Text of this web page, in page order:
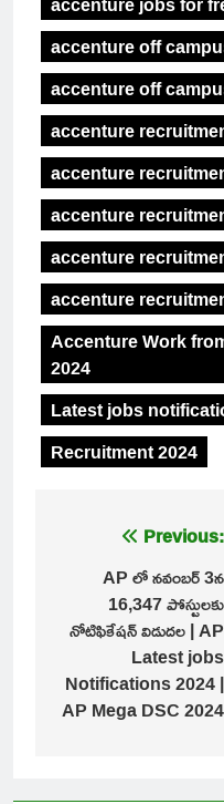
accenture off
accenture off
accenture
accenture
accenture
accenture
accenture
Accenture Work
2024
Latest jobs
Recruitment 2024
navigation
Previous:
AP లో నవంబర్ 3న
16,347 పోస్టులకు
నోటిఫికేషన్ విడుదల | AP
Latest jobs
Notifications 2024 |
AP Mega DSC 2024